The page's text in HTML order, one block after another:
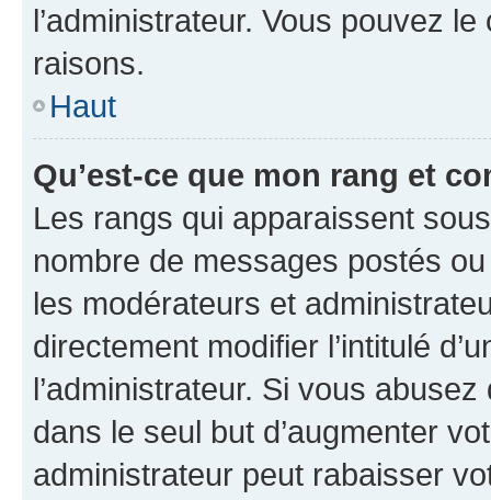
l’administrateur. Vous pouvez
raisons.
Haut
Qu’est-ce que mon rang et
Les rangs qui apparaissent
nombre de messages postés
les modérateurs et
directement modifier l’intitulé
l’administrateur. Si vous
dans le seul but d’augmenter
administrateur peut rabaisser